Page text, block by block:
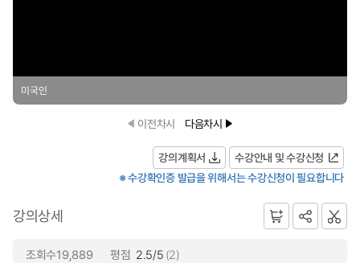
미국인
이전차시 다음차시
강의계획서
수강안내 및 수강신청
※ 수강확인증 발급을 위해서는 수강신청이 필요합니다
강의상세
조회수19,889 평점 2.5/5 (2)